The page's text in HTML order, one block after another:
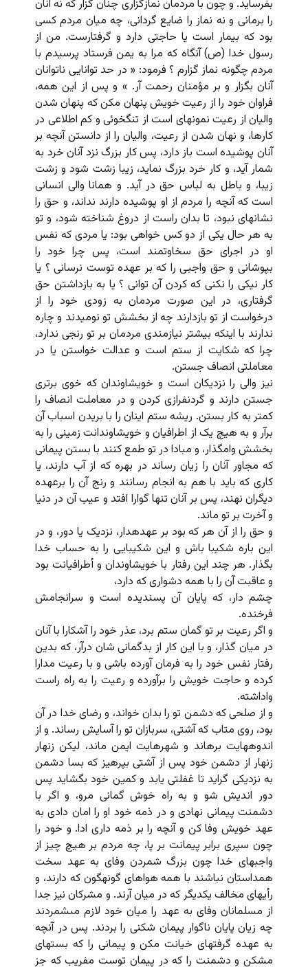
بفرساید. و چون با مردمان نمازگزارى چنان گزار که نه آنان
را برمانى و نه نماز را ضایع گردانى، چه میان مردم کسى
بود که بیمار است یا حاجتى دارد و گرفتارست. من از
رسول خدا (ص) آنگاه که مرا به یمن فرستاد پرسیدم با
مردم چگونه نماز گزارم ؟ فرمود: « در حد توانایى ناتوانان
آنان بگزار و بر مؤمنان رحمت آر. » و پس از این همه،
فراوان خود را از رعیت خویش پنهان مکن که پنهان شدن
والیان از رعیت نمونه‏اى است از تنگخوئى و کم اطلاعى در
کارها، و نهان شدن از رعیت، والیان را از دانستن آنچه بر
آنان پوشیده است باز دارد، پس کار بزرگ نزد آنان خرد به
شمار آید، و کار خرد بزرگ نماید، زیبا زشت شود و زشت
زیبا، و باطل به لباس حق در آید. و همانا والى انسانى
است که آنچه را مردم از او پوشیده دارند نداند، و حق را
نشانه‏اى نبود، تا بدان راست از دروغ شناخته شود، و تو
به هر حال یکى از دو کس خواهى بود: یا مردى که نفس
او در اجراى حق سخاوتمند است، پس چرا خود را
بپوشانى و حق واجبى را که بر عهده توست نرسانى ؟ یا
کار نیکى را نکنى که کردن آن توانى ؟ یا به بازداشتن حق
گرفتارى، در این صورت مردمان به زودى خود را از
درخواست از تو بازدارند چه از بخشش تو نومیدند و چاره
ندارند با اینکه بیشتر نیازمندى مردمان بر تو رنجى ندارد،
چرا که شکایت از ستم است و عدالت خواستن یا در
معاملتى انصاف جستن.
نیز والى را نزدیکان است و خویشاوندان که خوى برترى
جستن دارند و گردن‏فرازى کردن و در معاملت انصاف را
کمتر به کار بستن. ریشه ستم اینان را با بریدن اسباب آن
برآر و به هیچ یک از اطرافیان و خویشاوندانت زمینى را به
بخشش وامگذار، و مبادا در تو طمع کنند با بستن پیمانى
که مجاور آنان را زیان رساند در بهره که از آب دارند، یا
کارى که باید با هم به انجام رسانند و رنج آن را برعهده
دیگران نهند، پس بر آنان تنها گوارا افتد و عیب آن در دنیا
و آخرت بر تو ماند.
و حق را از آن هر که بود بر عهده‏دار، نزدیک یا دور، و در
این باره شکیبا باش و این شکیبایى را به حساب خدا
بگذار. هر چند این رفتار با خویشاوندان و أطرافیانت بود
و عاقبت آن را با همه دشوارى که دارد،
چشم دار، که پایان آن پسندیده است و سرانجامش
فرخنده.
و اگر رعیت بر تو گمان ستم برد، عذر خود را آشکارا با آنان
در میان گذار، و با این کار از بدگمانى شان درآر، که بدین
رفتار نفس خود را به فرمان آورده باشى و با رعیت مدارا
کرده و حاجت خویش را برآورده و رعیت را به راه راست
واداشته.
و از صلحى که دشمن تو را بدان خواند، و رضاى خدا در آن
بود، روى متاب که آشتى، سربازان تو را آسایش رساند. و از
اندوه‏هایت برهاند و شهرهایت ایمن ماند، لیکن زنهار
زنهار از دشمن خود پس از آشتى بپرهیز که بسا دشمن
به نزدیکى گراید تا غفلتى یابد و کمین خود بگشاید پس
دور اندیش شو و به راه خوش گمانى مرو، و اگر با
دشمنت پیمانى نهادى و در ذمه خود او را امان دادى به
عهد خویش وفا کن و آنچه را بر ذمه دارى ادا. و خود را
چون سپرى برابر پیمانت بر پا، چه مردم بر هیچ چیز از
واجبهاى خدا چون بزرگ شمردن وفاى به عهد سخت
همداستان نباشند با همه هواهاى گونه‏گون که دارند، و
رأیهاى مخالف یکدیگر که در میان آرند. و مشرکان نیز جدا
از مسلمانان وفاى به عهد را میان خود لازم مى‏شمردند
چه زیان پایان ناگوار پیمان شکنى را بردند. پس در آنچه
به عهده گرفته‏اى خیانت مکن و پیمانى را که بسته‏اى
مشکن و دشمنت را که در پیمان توست مفریب که جز